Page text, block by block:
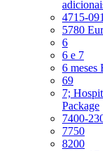
4715-
5780
6
6 e 7
6 meses
69
7;
Package
7400-
7750
8200